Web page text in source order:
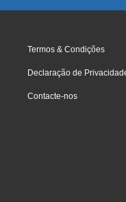
Termos & Condições
Declaração de
Contacte-nos